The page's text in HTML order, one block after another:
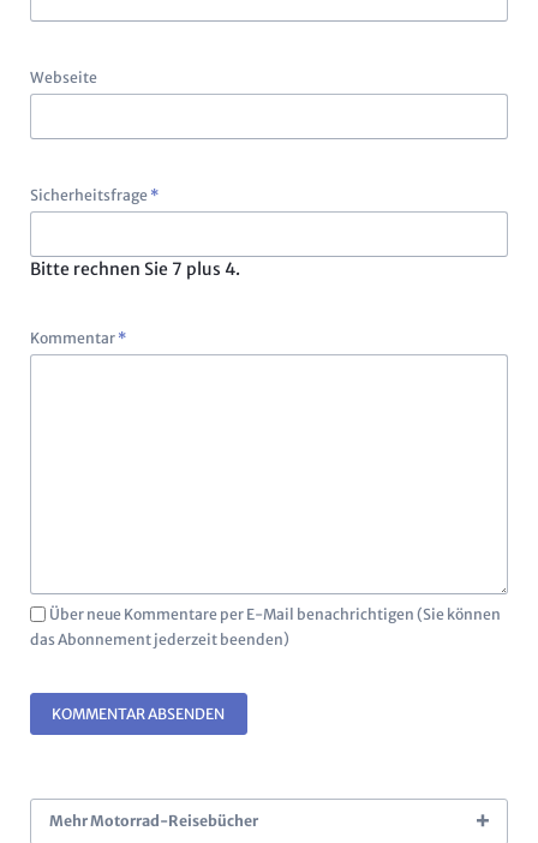
Webseite
Pflichtfeld
Sicherheitsfrage *
Bitte rechnen Sie 7 plus 4.
Pflichtfeld
Kommentar *
Über neue Kommentare per E-Mail benachrichtigen (Sie können
das Abonnement jederzeit beenden)
KOMMENTAR ABSENDEN
Mehr Motorrad-Reisebücher